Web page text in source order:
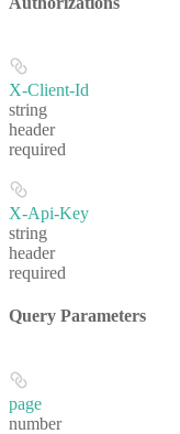
X-Client-Id
string
header
required
X-Api-Key
string
header
required
Query Parameters
page
number